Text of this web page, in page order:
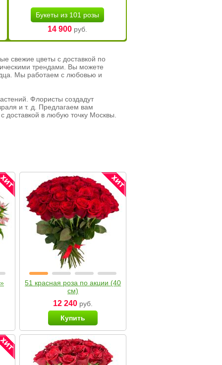
Букеты из 101 розы
14 900руб.
свежие цветы с доставкой по
трендами. Вы можете
Мы работаем с любовью и
Флористы создадут
и т. д. Предлагаем вам
в любую точку Москвы.
51 красная роза по акции (40
см)
12 240 руб.
Купить